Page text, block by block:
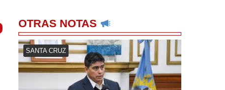
OTRAS NOTAS
SANTA CRUZ